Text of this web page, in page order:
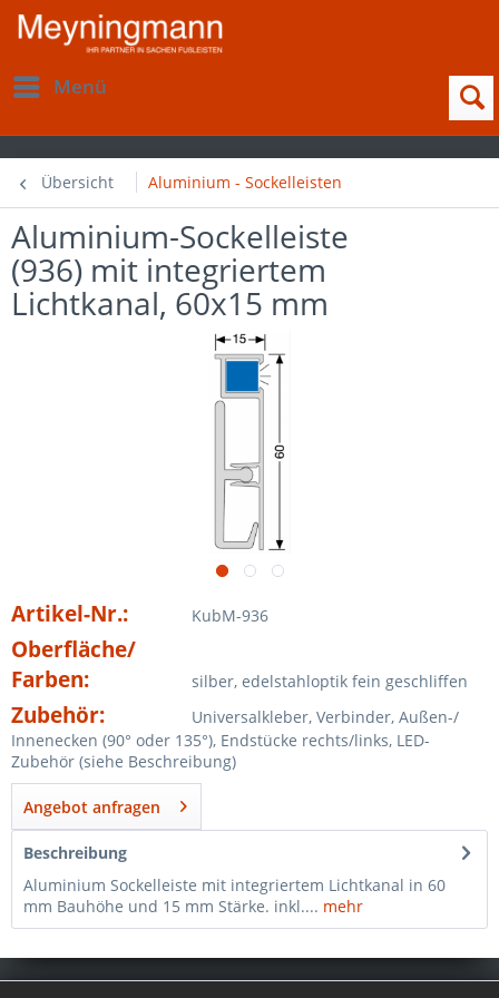
Menü
Übersicht Aluminium - Sockelleisten
Aluminium-Sockelleiste
(936) mit integriertem
Lichtkanal, 60x15 mm
Artikel-Nr.: KubM-936
Oberfläche/
Farben:
silber, edelstahloptik fein geschliffen
Zubehör:
Universalkleber, Verbinder, Außen-/
Innenecken (90° oder 135°), Endstücke rechts/links, LED-
Zubehör (siehe Beschreibung)
Angebot anfragen
Beschreibung
Aluminium Sockelleiste mit integriertem Lichtkanal in 60
mm Bauhöhe und 15 mm Stärke. inkl.... mehr